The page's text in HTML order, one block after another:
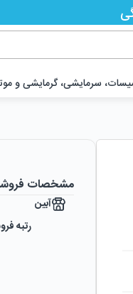
سرمایشی، گرمایشی و
مشخصات
آبین
رتبه